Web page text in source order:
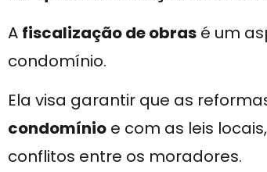
A fiscalização de obras é um
condomínio.
Ela visa garantir que as
condomínio e com as leis
conflitos entre os moradores.